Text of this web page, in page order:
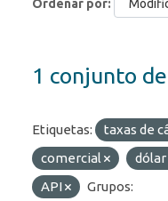
Ordenar por
1 conjunto
Etiquetas: taxas de
comercial
dólar
API
Grupos: